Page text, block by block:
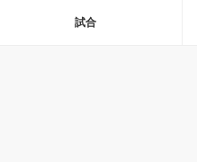
試合